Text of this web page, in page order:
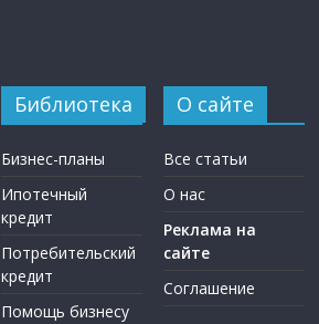
Библиотека
Бизнес-планы
Ипотечный
кредит
Потребительский
кредит
Помощь бизнесу
О сайте
Все статьи
О нас
Реклама на
сайте
Соглашение